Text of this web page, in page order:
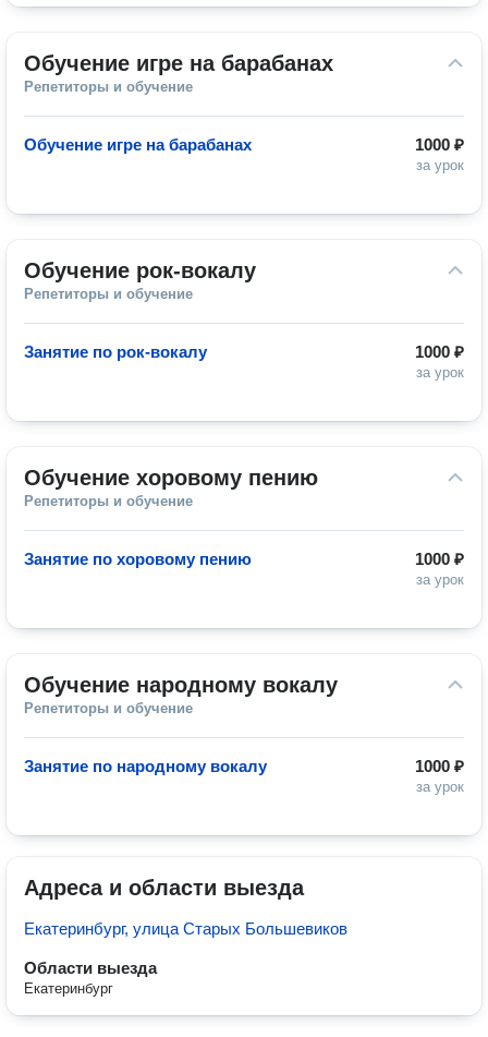
Обучение игре на барабанах
Репетиторы и обучение
1000 ₽
за урок
Обучение игре на барабанах
Обучение рок-вокалу
Репетиторы и обучение
1000 ₽
за урок
Занятие по рок-вокалу
Обучение хоровому пению
Репетиторы и обучение
1000 ₽
за урок
Занятие по хоровому пению
Обучение народному вокалу
Репетиторы и обучение
1000 ₽
за урок
Занятие по народному вокалу
Адреса и области выезда
Екатеринбург, улица Старых Большевиков
Области выезда
Екатеринбург